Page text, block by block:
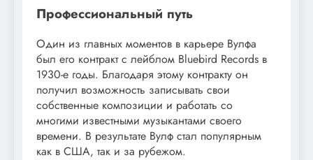
Профессиональный путь
Один из главных моментов в карьере Вулфа
был его контракт с лейблом Bluebird Records в
1930-е годы. Благодаря этому контракту он
получил возможность записывать свои
собственные композиции и работать со
многими известными музыкантами своего
времени. В результате Вулф стал популярным
как в США, так и за рубежом.